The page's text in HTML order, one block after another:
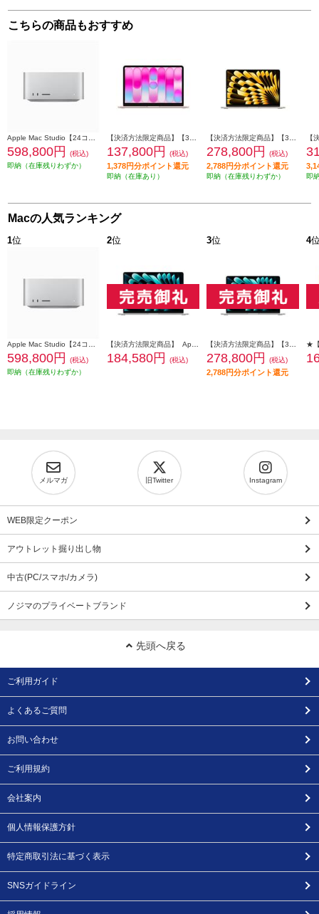
こちらの商品もおすすめ
598,800円
(税込)
即納（在庫残りわずか）
137,800円 (税込)
1,378円分ポイント還元
即納（在庫あり）
278,800円 (税込)
2,788円分ポイント還元
即納（在庫残りわずか） 即
Macの人気ランキング
1位
598,800円
(税込)
即納（在庫残りわずか）
2位
184,580円 (税込)
3位
278,800円 (税込)
2,788円分ポイント還元
4
メルマガ 旧Twitter Instagram
WEB限定クーポン
アウトレット掘り出し物
中古(PC/スマホ/カメラ)
ノジマのプライベートブランド
先頭へ戻る
ご利用ガイド
よくあるご質問
お問い合わせ
ご利用規約
会社案内
個人情報保護方針
特定商取引法に基づく表示
SNSガイドライン